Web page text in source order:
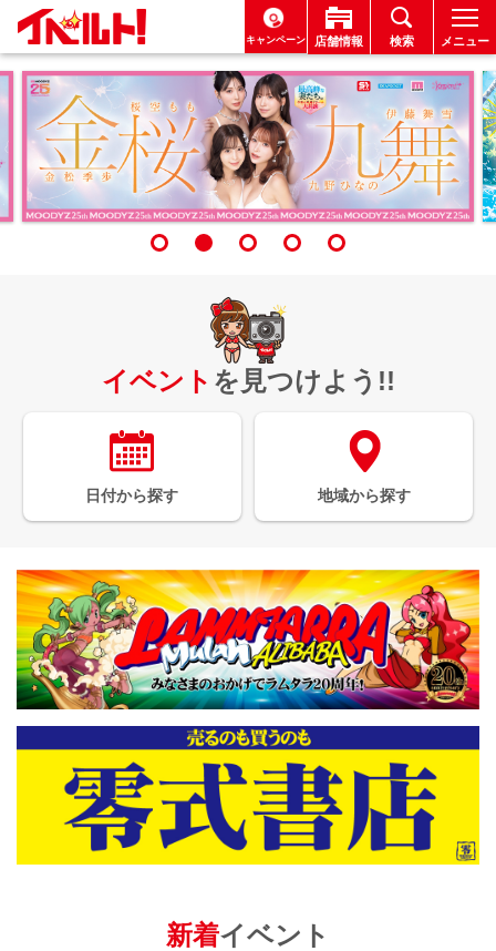
キャンペーン 店舗情報 検索 メニュー
イベント を見つけよう!!
日付から探す 地域から探す
新着イベント